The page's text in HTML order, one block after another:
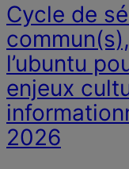
Cycle de
l’ubuntu
enjeux
2026